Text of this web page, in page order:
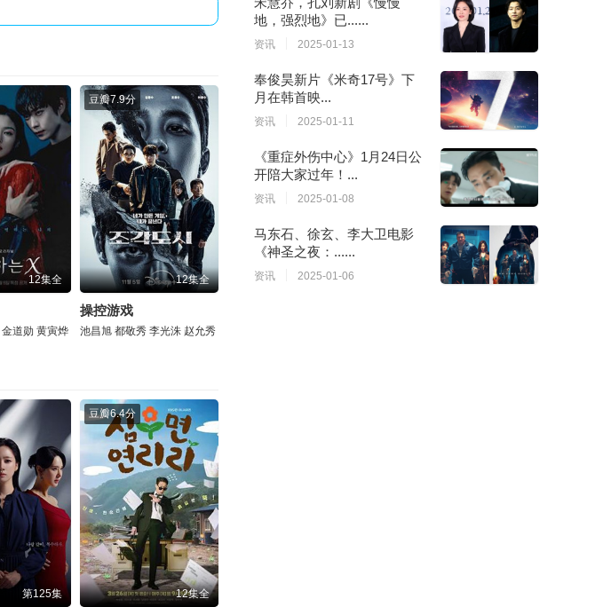
12集全
金道勋 黄寅烨
豆瓣7.9分
12集全
操控游戏
池昌旭 都敬秀 李光洙 赵允秀
第125集
豆瓣6.4分
12集全
地，强烈地》已......
资讯 2025-01-13
奉俊昊新片《米奇17号》下
月在韩首映...
资讯 2025-01-11
《重症外伤中心》1月24日公
开陪大家过年！...
资讯 2025-01-08
马东石、徐玄、李大卫电影
《神圣之夜：......
资讯 2025-01-06